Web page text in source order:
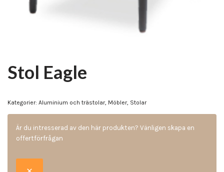
Stol Eagle
Kategorier: Aluminium och trästolar, Möbler, Stolar
Är du intresserad av den här produkten? Vänligen skapa en
offertförfrågan